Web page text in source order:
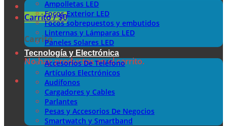
Carrito /$0
Carrito
No hay productos en el carrito.
Ampolletas LED
Focos Exterior LED
Focos sobrepuestos y embutidos
Linternas y Lámparas LED
Paneles Solares LED
Tecnología y Electrónica
Accesorios De Teléfono
Artículos Electrónicos
Audífonos
Cargadores y Cables
Parlantes
Pesas y Accesorios De Negocios
Smartwatch y Smartband